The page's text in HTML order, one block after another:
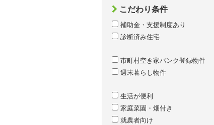
こだわり条件
補助金・支援制度あり
診断済み住宅
市町村空き家バンク登録物件
週末暮らし物件
生活が便利
家庭菜園・畑付き
就農者向け